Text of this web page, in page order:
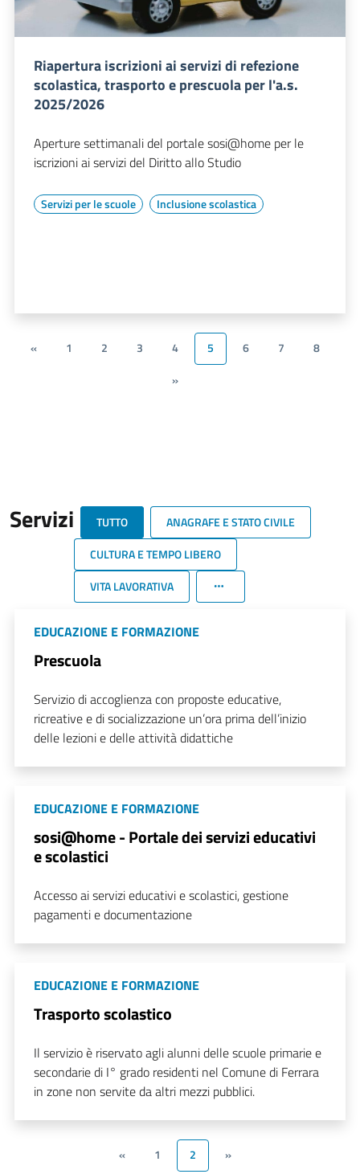
Riapertura iscrizioni ai servizi di refezione
scolastica, trasporto e prescuola per l'a.s.
2025/2026
Aperture settimanali del portale sosi@home per le
iscrizioni ai servizi del Diritto allo Studio
Servizi per le scuole Inclusione scolastica
« 1 2 3 4 5 6 7
8
»
Servizi TUTTO
ANAGRAFE E STATO CIVILE
CULTURA E TEMPO LIBERO
VITA LAVORATIVA
EDUCAZIONE E FORMAZIONE
Prescuola
Servizio di accoglienza con proposte educative,
ricreative e di socializzazione un’ora prima dell’inizio
delle lezioni e delle attività didattiche
EDUCAZIONE E FORMAZIONE
sosi@home - Portale dei servizi educativi
e scolastici
Accesso ai servizi educativi e scolastici, gestione
pagamenti e documentazione
EDUCAZIONE E FORMAZIONE
Trasporto scolastico
Il servizio è riservato agli alunni delle scuole primarie e
secondarie di I° grado residenti nel Comune di Ferrara
in zone non servite da altri mezzi pubblici.
« 1 2 »